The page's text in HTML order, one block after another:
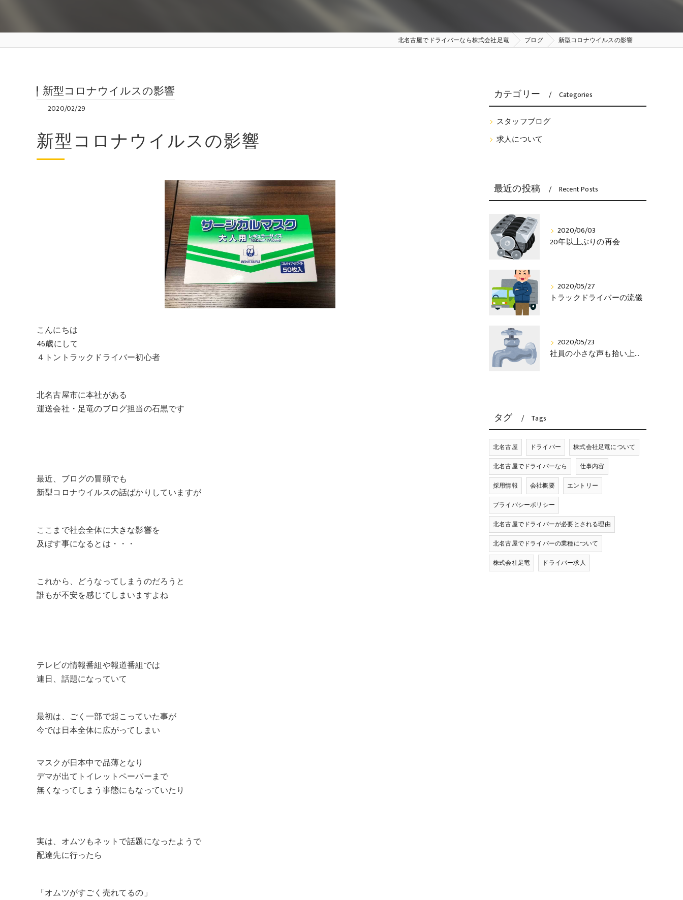
北名古屋でドライバーなら株式会社足竜 ブログ 新型コロナウイルスの影響
新型コロナウイルスの影響
2020/02/29
新型コロナウイルスの影響
こんにちは
46歳にして
４トントラックドライバー初心者
北名古屋市に本社がある
運送会社・足竜のブログ担当の石黒です
最近、ブログの冒頭でも
新型コロナウイルスの話ばかりしていますが
ここまで社会全体に大きな影響を
及ぼす事になるとは・・・
これから、どうなってしまうのだろうと
誰もが不安を感じてしまいますよね
テレビの情報番組や報道番組では
連日、話題になっていて
最初は、ごく一部で起こっていた事が
今では日本全体に広がってしまい
マスクが日本中で品薄となり
デマが出てトイレットペーパーまで
無くなってしまう事態にもなっていたり
実は、オムツもネットで話題になったようで
配達先に行ったら
「オムツがすごく売れてるの」
カテゴリー Categories
スタッフブログ
求人について
最近の投稿 Recent Posts
2020/06/03
20年以上ぶりの再会
2020/05/27
トラックドライバーの流儀
2020/05/23
社員の小さな声も拾い上げる社長
タグ Tags
北名古屋 ドライバー
株式会社足竜について
北名古屋でドライバーなら
仕事内容
採用情報
会社概要
エントリー
プライバシーポリシー
北名古屋でドライバーが必要とされる理由
北名古屋でドライバーの業種について
株式会社足竜
ドライバー求人